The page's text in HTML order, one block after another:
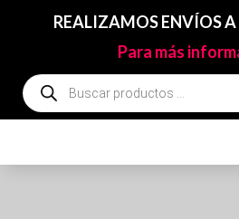
REALIZAMOS ENVÍOS
Para más
Búsqueda
de
productos